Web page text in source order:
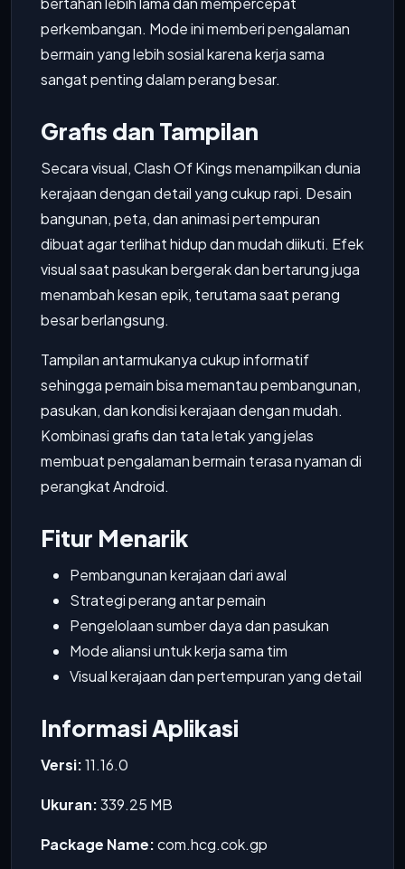
perkembangan. Mode ini memberi pengalaman
bermain yang lebih sosial karena kerja sama
sangat penting dalam perang besar.
Grafis dan Tampilan
Secara visual, Clash Of Kings menampilkan dunia
kerajaan dengan detail yang cukup rapi. Desain
bangunan, peta, dan animasi pertempuran
dibuat agar terlihat hidup dan mudah diikuti. Efek
visual saat pasukan bergerak dan bertarung juga
menambah kesan epik, terutama saat perang
besar berlangsung.
Tampilan antarmukanya cukup informatif
sehingga pemain bisa memantau pembangunan,
pasukan, dan kondisi kerajaan dengan mudah.
Kombinasi grafis dan tata letak yang jelas
membuat pengalaman bermain terasa nyaman di
perangkat Android.
Fitur Menarik
Pembangunan kerajaan dari awal
Strategi perang antar pemain
Pengelolaan sumber daya dan pasukan
Mode aliansi untuk kerja sama tim
Visual kerajaan dan pertempuran yang detail
Informasi Aplikasi
Versi:11.16.0
Ukuran:339.25 MB
Package Name:com.hcg.cok.gp